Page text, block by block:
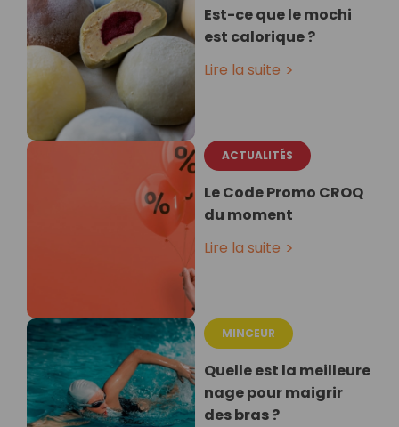
Est-ce que le mochi
est calorique ?
Lire la suite
ACTUALITÉS
Le Code Promo CROQ
du moment
Lire la suite
MINCEUR
Quelle est la meilleure
nage pour maigrir
des bras ?